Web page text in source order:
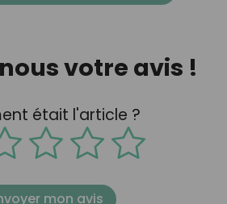
votre avis !
était l'article ?
mon avis